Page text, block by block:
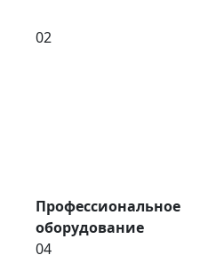
02
Профессиональное
оборудование
04